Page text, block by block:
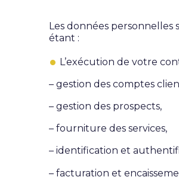
Les données
étant :
L’exécution de votre
– gestion des comptes
– gestion des prospects,
– fourniture des services,
– identification et
– facturation et